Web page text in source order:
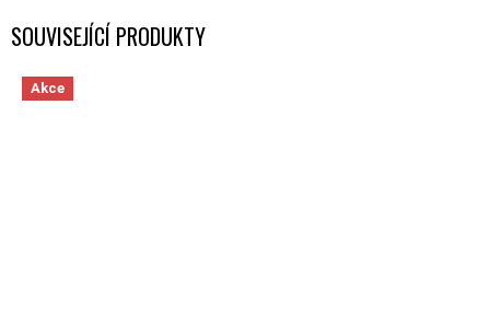
SOUVISEJÍCÍ PRODUKTY
Akce